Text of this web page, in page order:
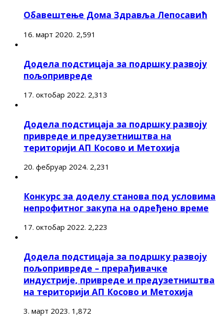
Обавештење Дома Здравља Лепосавић
16. март 2020. 2,591
Додела подстицаја за подршку развоју
пољопривреде
17. октобар 2022. 2,313
Додела подстицаја за подршку развоју
привреде и предузетништва на
територији АП Косово и Метохија
20. фебруар 2024. 2,231
Конкурс за доделу станова под условима
непрофитног закупа на одређено време
17. октобар 2022. 2,223
Додела подстицаја за подршку развоју
пољопривреде – прерађивачке
индустрије, привреде и предузетништва
на територији АП Косово и Метохија
3. март 2023. 1,872